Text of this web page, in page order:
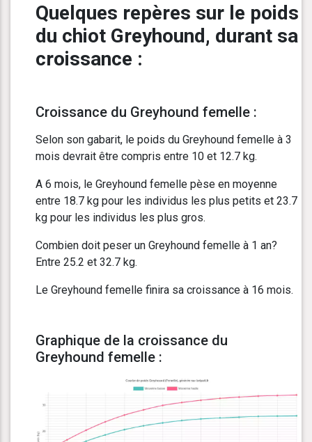
Quelques repères sur le poids
du chiot Greyhound, durant sa
croissance :
Croissance du Greyhound femelle :
Selon son gabarit, le poids du Greyhound femelle à 3
mois devrait être compris entre 10 et 12.7 kg.
A 6 mois, le Greyhound femelle pèse en moyenne
entre 18.7 kg pour les individus les plus petits et 23.7
kg pour les individus les plus gros.
Combien doit peser un Greyhound femelle à 1 an?
Entre 25.2 et 32.7 kg.
Le Greyhound femelle finira sa croissance à 16 mois.
Graphique de la croissance du
Greyhound femelle :